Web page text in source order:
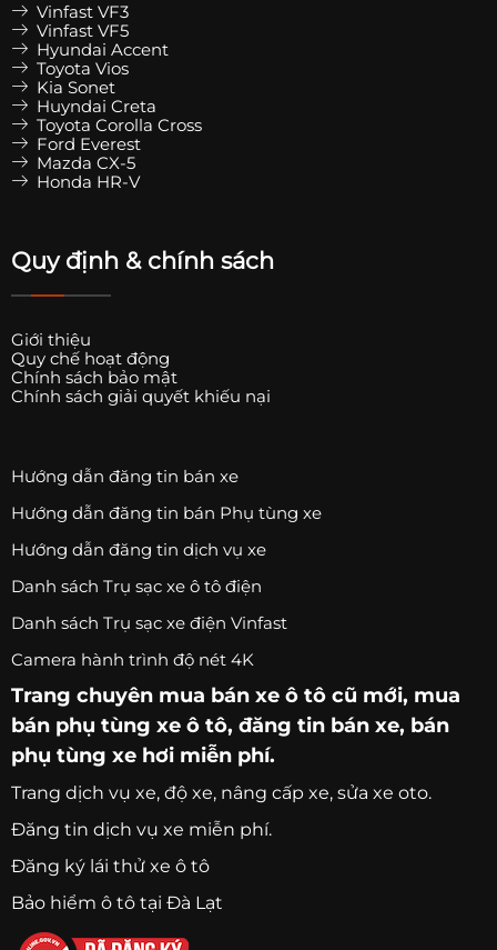
Vinfast VF3
Vinfast VF5
Hyundai Accent
Toyota Vios
Kia Sonet
Huyndai Creta
Toyota Corolla Cross
Ford Everest
Mazda CX-5
Honda HR-V
Quy định & chính sách
Giới thiệu
Quy chế hoạt động
Chính sách bảo mật
Chính sách giải quyết khiếu nại
Hướng dẫn đăng tin bán xe
Hướng dẫn đăng tin bán Phụ tùng xe
Hướng dẫn đăng tin dịch vụ xe
Danh sách Trụ sạc xe ô tô điện
Danh sách Trụ sạc xe điện Vinfast
Camera hành trình độ nét 4K
Trang chuyên mua bán xe ô tô cũ mới, mua
bán phụ tùng xe ô tô, đăng tin bán xe, bán
phụ tùng xe hơi miễn phí.
Trang dịch vụ xe, độ xe, nâng cấp xe, sửa xe oto.
Đăng tin dịch vụ xe miễn phí.
Đăng ký lái thử xe ô tô
Bảo hiểm ô tô tại Đà Lạt